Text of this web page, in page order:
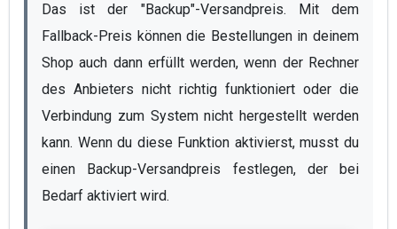
Das ist der "Backup"-Versandpreis. Mit dem
Fallback-Preis können die Bestellungen in deinem
Shop auch dann erfüllt werden, wenn der Rechner
des Anbieters nicht richtig funktioniert oder die
Verbindung zum System nicht hergestellt werden
kann. Wenn du diese Funktion aktivierst, musst du
einen Backup-Versandpreis festlegen, der bei